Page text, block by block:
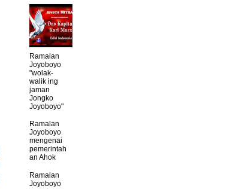
Ramalan
Joyoboyo
"wolak-
walik ing
jaman
Jongko
Joyoboyo"
Ramalan
Joyoboyo
mengenai
pemerintah
an Ahok
Ramalan
Joyoboyo